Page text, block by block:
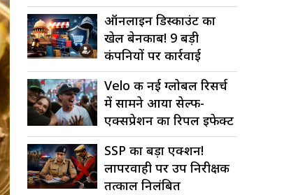
ऑनलाइन डिस्काउंट का
खेल बेनकाब! 9 बड़ी
कंपनियों पर कार्रवाई
Velo की नई ग्लोबल रिसर्च
में सामने आया सेल्फ-
एक्सप्रेशन का रिपल इफेक्ट
SSP का बड़ा एक्शन!
लापरवाही पर उप निरीक्षक
तत्काल निलंबित